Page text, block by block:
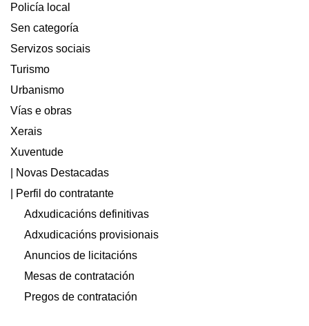
Policía local
Sen categoría
Servizos sociais
Turismo
Urbanismo
Vías e obras
Xerais
Xuventude
| Novas Destacadas
| Perfil do contratante
Adxudicacións definitivas
Adxudicacións provisionais
Anuncios de licitacións
Mesas de contratación
Pregos de contratación